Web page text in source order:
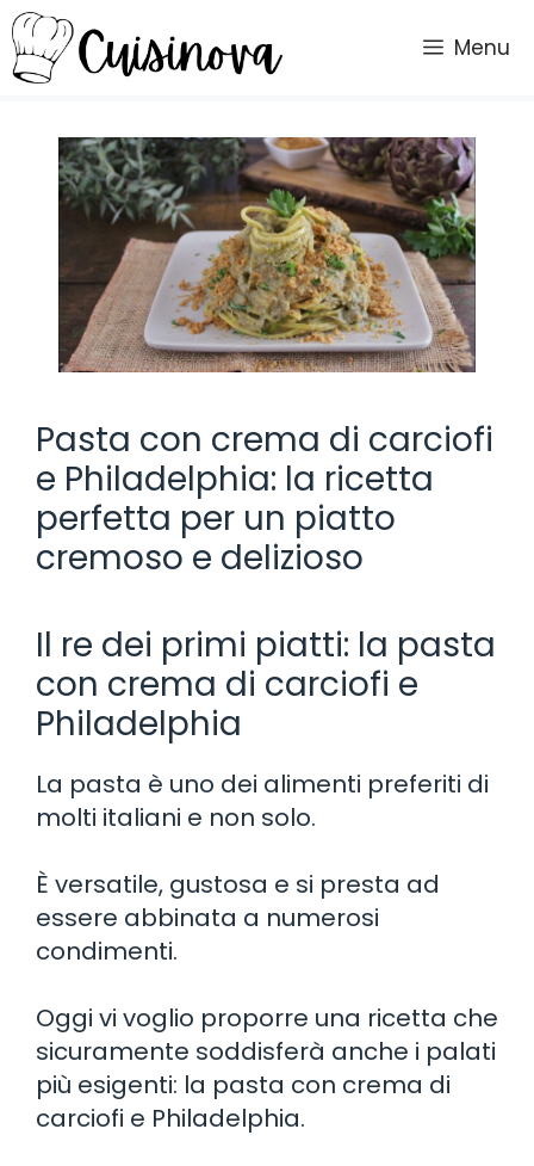
Vai
al
contenuto
Menu
Pasta con crema di carciofi
e Philadelphia: la ricetta
perfetta per un piatto
cremoso e delizioso
Il re dei primi piatti: la pasta
con crema di carciofi e
Philadelphia
La pasta è uno dei alimenti preferiti di
molti italiani e non solo.
È versatile, gustosa e si presta ad
essere abbinata a numerosi
condimenti.
Oggi vi voglio proporre una ricetta che
sicuramente soddisferà anche i palati
più esigenti: la pasta con crema di
carciofi e Philadelphia.